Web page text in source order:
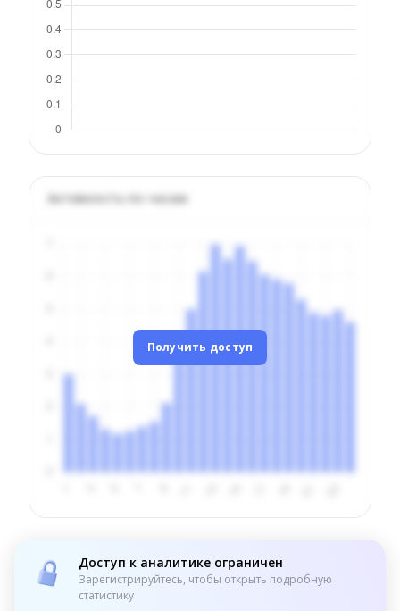
Активность по часам
Получить доступ
Доступ к аналитике ограничен
Зарегистрируйтесь, чтобы открыть подробную
статистику